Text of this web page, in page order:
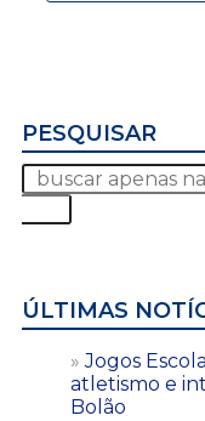
PESQUISAR
ÚLTIMAS
Jogos
atletismo e
Bolão